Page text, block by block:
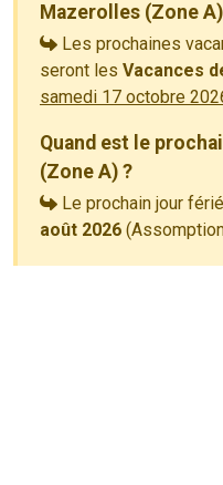
Mazerolles (Zone
Les prochaines
seront les Vacances
samedi 17 octobre
Quand est le
(Zone A) ?
Le prochain jour
août 2026